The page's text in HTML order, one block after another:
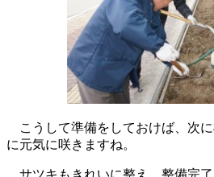
こうして準備をしておけば、次
に元気に咲きますね。